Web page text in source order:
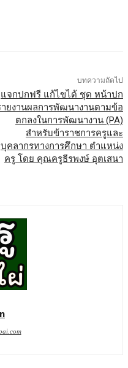
บทความถัดไป
แจกปกฟรี แก้ไขได้ ชุด หน้าปก
ายงานผลการพัฒนางานตามข้อ
ตกลงในการพัฒนางาน (PA)
สำหรับข้าราชการครูและ
บุคลากรทางการศึกษา ตำแหน่ง
ครู โดย คุณครูธีรพงษ์ อุตเสนา